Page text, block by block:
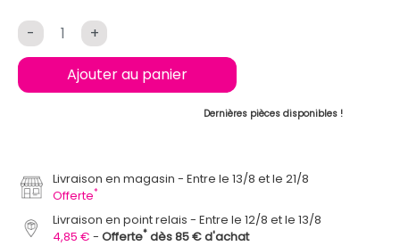
- +
Ajouter au panier
Dernières pièces disponibles !
Livraison en magasin
Entre le 13/8 et le 21/8
Offerte*
Livraison en point relais
Entre le 12/8 et le 13/8
4,85 €
Offerte* dès 85 € d'achat